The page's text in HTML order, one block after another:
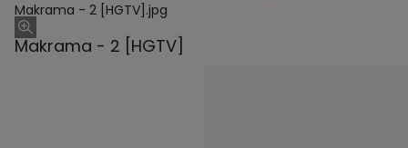
Makrama - 2 [HGTV].jpg
Makrama - 2 [HGTV]